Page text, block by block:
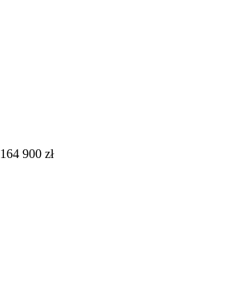
164 900 zł